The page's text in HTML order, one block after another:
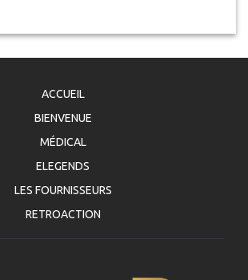
ACCUEIL
BIENVENUE
MÉDICAL
ELEGENDS
LES FOURNISSEURS
RETROACTION